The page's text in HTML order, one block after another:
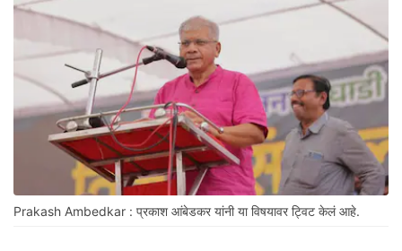
Prakash Ambedkar : प्रकाश आंबेडकर यांनी या विषयावर ट्विट केलं आहे.